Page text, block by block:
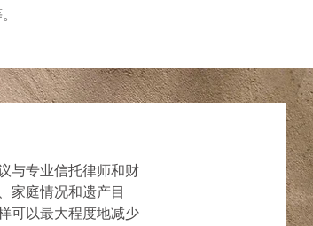
与专业信托律师和财
家庭情况和遗产目
可以最大程度地减少